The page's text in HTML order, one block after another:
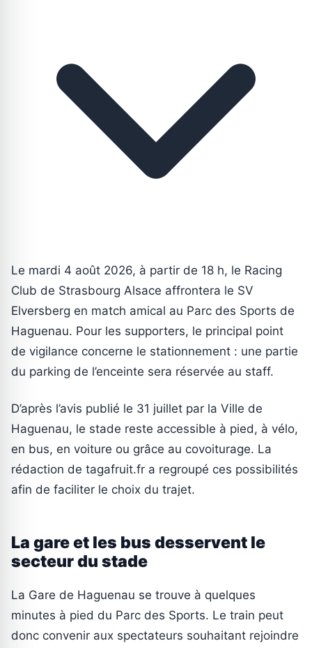
Le mardi 4 août 2026, à partir de 18 h, le Racing
Club de Strasbourg Alsace affrontera le SV
Elversberg en match amical au Parc des Sports de
Haguenau. Pour les supporters, le principal point
de vigilance concerne le stationnement : une partie
du parking de l’enceinte sera réservée au staff.
D’après l’avis publié le 31 juillet par la Ville de
Haguenau, le stade reste accessible à pied, à vélo,
en bus, en voiture ou grâce au covoiturage. La
rédaction de tagafruit.fr a regroupé ces possibilités
afin de faciliter le choix du trajet.
La gare et les bus desservent le
secteur du stade
La Gare de Haguenau se trouve à quelques
minutes à pied du Parc des Sports. Le train peut
donc convenir aux spectateurs souhaitant rejoindre